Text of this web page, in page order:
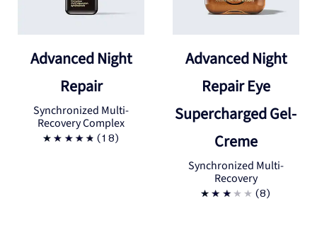
Advanced Night
Repair
Synchronized Multi-
Recovery Complex
(18)
Advanced Night
Repair Eye
Supercharged Gel-
Creme
Synchronized Multi-
Recovery
(8)